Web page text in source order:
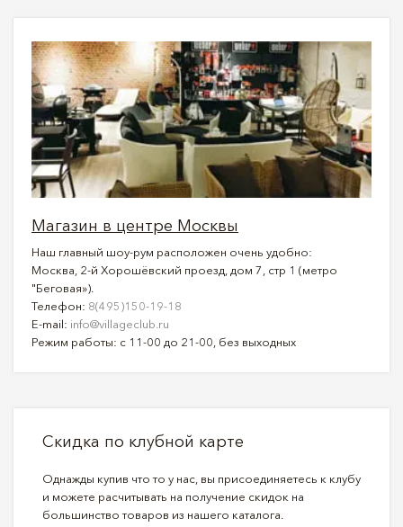
Магазин в центре Москвы
Наш главный шоу-рум расположен очень удобно:
Москва, 2-й Хорошёвский проезд, дом 7, стр 1 (метро
"Беговая»).
Телефон: 8(495)150-19-18
E-mail: info@villageclub.ru
Режим работы: с 11-00 до 21-00, без выходных
Скидка по клубной карте
Однажды купив что то у нас, вы присоединяетесь к клубу
и можете расчитывать на получение скидок на
большинство товаров из нашего каталога.